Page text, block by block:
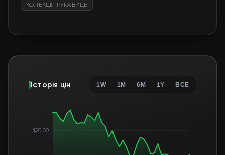
КОЛЕКЦІЯ РУКАВИЦЬ
Історія цін 1W 1M 6M 1Y ВСЕ
$20.00